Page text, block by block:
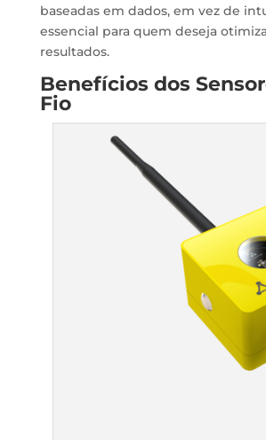
baseadas em dados, em vez de
essencial para quem deseja
resultados.
Benefícios dos
Fio